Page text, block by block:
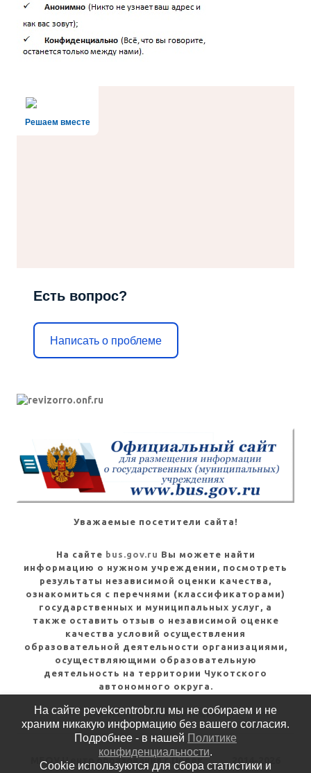
Решаем вместе
Есть вопрос?
Написать о проблеме
Уважаемые посетители сайта!
На сайте bus.gov.ru Вы можете найти
информацию о нужном учреждении, посмотреть
результаты независимой оценки качества,
ознакомиться с перечнями (классификаторами)
государственных и муниципальных услуг, а
также оставить отзыв о независимой оценке
качества условий осуществления
образовательной деятельности организациями,
осуществляющими образовательную
деятельность на территории Чукотского
автономного округа.
Посмотреть инструкцию
МБОУ Центр образования г.Певек 2014-2026
На сайте pevekcentrobr.ru мы не собираем и не
храним никакую информацию без вашего согласия.
Подробнее - в нашей Политике
конфиденциальности.
Cookie используются для сбора статистики и